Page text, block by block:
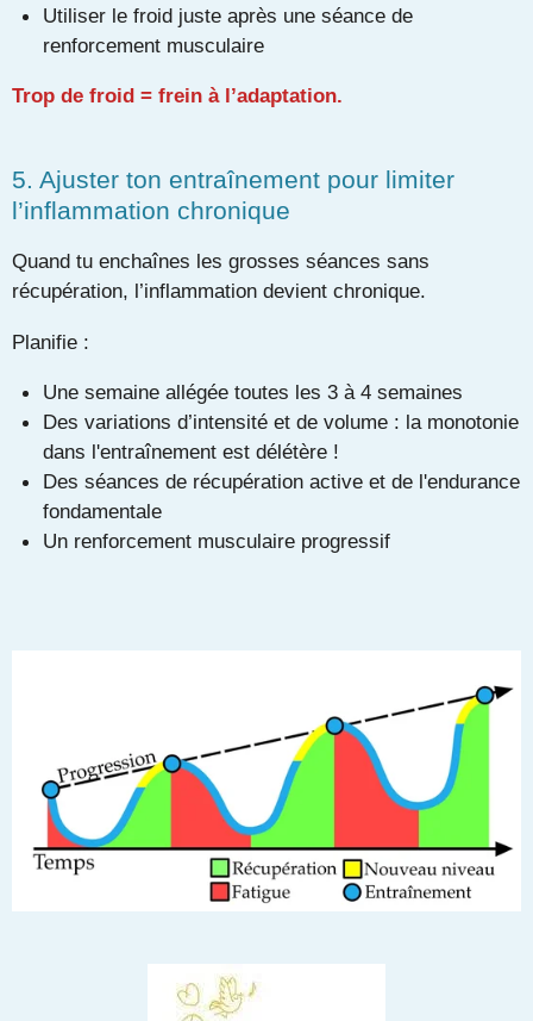
Utiliser le froid juste après une séance de
renforcement musculaire
Trop de froid = frein à l’adaptation.
5. Ajuster ton entraînement pour limiter
l’inflammation chronique
Quand tu enchaînes les grosses séances sans
récupération, l’inflammation devient chronique.
Planifie :
Une semaine allégée toutes les 3 à 4 semaines
Des variations d’intensité et de volume : la monotonie
dans l'entraînement est délétère !
Des séances de récupération active et de l'endurance
fondamentale
Un renforcement musculaire progressif